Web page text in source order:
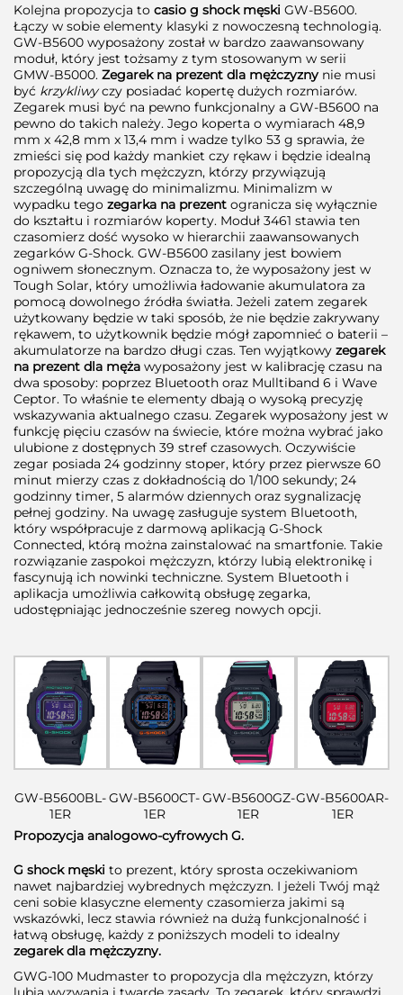
Kolejna propozycja to casio g shock męski GW-B5600.
Łączy w sobie elementy klasyki z nowoczesną technologią.
GW-B5600 wyposażony został w bardzo zaawansowany
moduł, który jest tożsamy z tym stosowanym w serii
GMW-B5000. Zegarek na prezent dla mężczyzny nie musi
być krzykliwyczy posiadać kopertę dużych rozmiarów.
Zegarek musi być na pewno funkcjonalny a GW-B5600 na
pewno do takich należy. Jego koperta o wymiarach 48,9
mm x 42,8 mm x 13,4 mm i wadze tylko 53 g sprawia, że
zmieści się pod każdy mankiet czy rękaw i będzie idealną
propozycją dla tych mężczyzn, którzy przywiązują
szczególną uwagę do minimalizmu. Minimalizm w
wypadku tego zegarka na prezent ogranicza się wyłącznie
do kształtu i rozmiarów koperty. Moduł 3461 stawia ten
czasomierz dość wysoko w hierarchii zaawansowanych
zegarków G-Shock. GW-B5600 zasilany jest bowiem
ogniwem słonecznym. Oznacza to, że wyposażony jest w
Tough Solar, który umożliwia ładowanie akumulatora za
pomocą dowolnego źródła światła. Jeżeli zatem zegarek
użytkowany będzie w taki sposób, że nie będzie zakrywany
rękawem, to użytkownik będzie mógł zapomnieć o baterii –
akumulatorze na bardzo długi czas. Ten wyjątkowy zegarek
na prezent dla męża wyposażony jest w kalibrację czasu na
dwa sposoby: poprzez Bluetooth oraz Mulltiband 6 i Wave
Ceptor. To właśnie te elementy dbają o wysoką precyzję
wskazywania aktualnego czasu. Zegarek wyposażony jest w
funkcję pięciu czasów na świecie, które można wybrać jako
ulubione z dostępnych 39 stref czasowych. Oczywiście
zegar posiada 24 godzinny stoper, który przez pierwsze 60
minut mierzy czas z dokładnością do 1/100 sekundy; 24
godzinny timer, 5 alarmów dziennych oraz sygnalizację
pełnej godziny. Na uwagę zasługuje system Bluetooth,
który współpracuje z darmową aplikacją G-Shock
Connected, którą można zainstalować na smartfonie. Takie
rozwiązanie zaspokoi mężczyzn, którzy lubią elektronikę i
fascynują ich nowinki techniczne. System Bluetooth i
aplikacja umożliwia całkowitą obsługę zegarka,
udostępniając jednocześnie szereg nowych opcji.
GW-B5600BL-
1ER
GW-B5600CT-
1ER
GW-B5600GZ-
1ER
GW-B5600AR-
1ER
Propozycja analogowo-cyfrowych G.
G shock męski to prezent, który sprosta oczekiwaniom
nawet najbardziej wybrednych mężczyzn. I jeżeli Twój mąż
ceni sobie klasyczne elementy czasomierza jakimi są
wskazówki, lecz stawia również na dużą funkcjonalność i
łatwą obsługę, każdy z poniższych modeli to idealny
zegarek dla mężczyzny.
GWG-100 Mudmaster to propozycja dla mężczyzn, którzy